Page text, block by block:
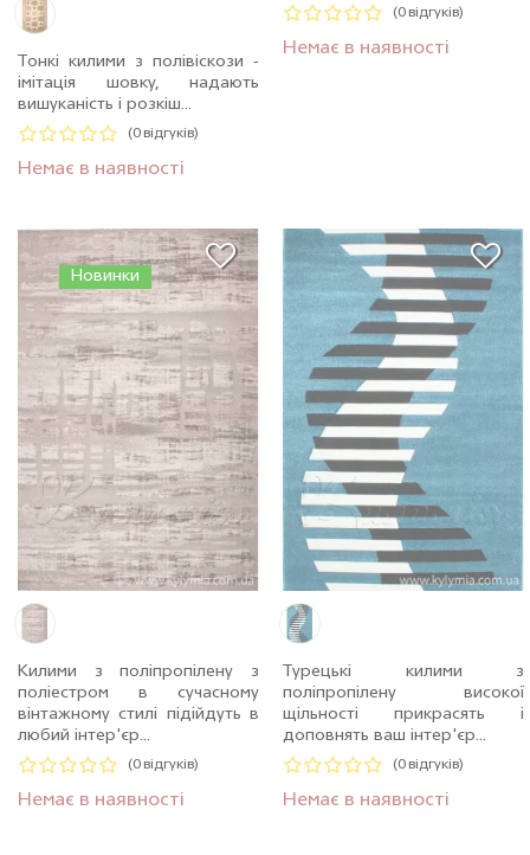
Тонкі килими з полівіскози -
імітація шовку, надають
вишуканість і розкіш...
(0 відгуків)
Немає в наявності
(0 відгуків)
Немає в наявності
Новинки
Килими з поліпропілену з
поліестром в сучасному
вінтажному стилі пiдiйдуть в
любий інтер'єр...
(0 відгуків)
Немає в наявності
Турецькі килими з
поліпропілену високої
щільності прикрасять і
доповнять ваш інтер'єр...
(0 відгуків)
Немає в наявності